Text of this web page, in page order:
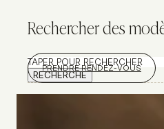
PRENDRE RENDEZ-VOUS
Rechercher des
Rechercher
RECHERCHE